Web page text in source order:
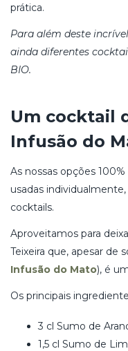
prática.
Para além deste
ainda diferentes
BIO.
Um cocktail
Infusão do
As nossas opções
usadas
cocktails.
Aproveitamos para
Teixeira que, apesar de
Infusão do Mato), é
Os principais
3 cl Sumo de
1,5 cl Sumo de